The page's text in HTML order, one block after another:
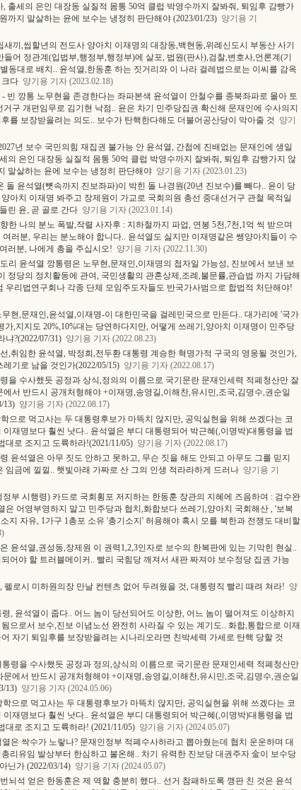
출세의 은인 대장동 실질적 몸통 50억 클럽 박영수까지 잘봐줘, 퇴임후 감빵가
까지 말살하는 윤에 보수는 냉정히 판단해야 (2023/01/23) 양기용 기
끼,씹할년의 전도사 양아치 이재명의 대장동,백현동,위례신도시 부동산 사기
어 정관계(입법부,행정부,행정부)에 살포, 법원(판사),검찰,변호사,언론계(기
동대로 배치.. 윤석열,한동훈 하는 짓거리와 이 나라 걸레법으로는 이씨를 감옥
다 양기용 기자 (2023.02.18)
빈 깡통 노무현을 존경한다는 좌파본색 윤석열이 안철수를 종북좌파로 몰아 토
구 개편임무로 김기현 낙점.. 윤은 차기 민주당집권 확신해 문재인에 수사의지
를 보장받을려는 의도.. 보수가 탄핵한다해도 더불어공산당이 막아줄 것 양기
년 보수 국민의힘 재집권 불가능 안 윤석열, 간첩에 진배없는 문재인에 생일
의 은인 대장동 실질적 몸통 50억 클럽 박영수까지 잘봐줘, 퇴임후 감빵가지 않
말살하는 윤에 보수는 냉정히 판단해야 양기용 기자 (2023.01.23)
윤석열(뼛속까지 진보좌파)이 박힌 돌 나경원(20년 진보수)를 빼다.. 윤이 당
아치 이재명 봐주고 장제원이 가교로 국회의원 총선 중대선거구 관철 목적일
린 윤, 곧 골로 간다 양기용 기자 (2023.01.14)
한 나의 분노 폭발,작렬 사자후 : 지하철까지 파업, 연봉 5천,7천,1억 씩 받으며
러분, 우리는 분노해야 합니다.. 윤석열도 싫지만 이재명같은 쌩양아치들이 수
러분, 나에게 총을 주십시오! 양기용 기자 (2022.11.30)
리 윤석열 깡통령은 노무현,문재인,이재명의 첩자일 가능성, 진보에서 보낸 보
정당의 정치활동에 관여, 국민생활의 관혼상제,조례,불문률,관습법 까지 가담해
우리법연구회나 각종 단체 모임주도자들도 반국가사범으로 합법적 처단해야!
현,문재인,윤석열,이재명-이 대한민국을 걸레민국으로 만든다.. 대가리에 '국가
,지지도 20%,10%대는 당연하다지만, 어떻게 쓰레기,양아치 이재명이 민주당
?(2022/07/31) 양기용 기자 (2022.08.23)
,취임한 윤석열, 박정희,전두환 대통령 계승한 혁명가적 구국의 영웅될 것인가,
기로 남을 것인가(2022/05/15) 양기용 기자 (2022.08.17)
을 수사했듯 공정과 상식,정의의 이름으로 국기문란 문재인세력 적폐청산만 잘
서 반드시 공개처형해야 +이재명,송영길,이해찬,유시민,조국,김명수,권순일
13) 양기용 기자 (2022.08.17)
으로 먹고사는 두 대통령후보가 마뜩치 않지만, 공익실현을 위해 쓰겠다는 코
재명보다 훨씬 낫다.. 윤석열은 부디 대통령되어 박근혜(,이명박)대통령을 법
로 조지고 도륙하라!(2021/11/05) 양기용 기자 (2022.08.17)
윤석열은 아무 짓도 안하고 못하고, 무슨 짓을 해도 안되고 아무도 그를 믿지
임금에 낄낄.. 햇빛아래 가짜로 산 그의 인생 적라라하게 드러나 양기용 기
부 시행령) 카드로 국회횡포 저지하는 한동훈 장관의 지혜에 즈음하여 : 검수완
은 어영부영하지 말고 민주당과 협치,화합보다 쓰레기,양아치 국회해산 , '보복
지 자유, 1가구 1총포 소유 '총기소지' 허용해야 혹시 모를 북한과 전쟁도 대비할
윤석열,권성동,장제원 이 권력1,2,3인자로 보수의 한복판에 있는 기막힌 현실..
어야 할 트러블메이커.. 빨리 국힘당 깨져서 새판 짜져야 보수정당 집권 가능
로시 미하원의장 만날 컨텐츠 없어 두려웠을 것, 대통령직 빨리 때려 쳐라! 양
, 윤석열이 줍다.. 어느 놈이 당선되어도 이상한, 어느 놈이 떨어져도 이상하지
으로서 보수,진보 이념노선 완전히 사라질 수 있는 계기도.. 화합,통합으로 이재
자기 퇴임후를 보장받을려는 시나리오라면 친박세력 가세로 탄핵 당할 것
령을 수사했듯 공정과 정의,상식의 이름으로 국기문란 문재인세력 적폐청산만
에서 반드시 공개처형해야 +이재명,송영길,이해찬,유시민,조국,김명수,권순일
13) 양기용 기자 (2024.05.06)
으로 먹고사는 두 대통령후보가 마뜩치 않지만, 공익실현을 위해 쓰겠다는 코
재명보다 훨씬 낫다.. 윤석열은 부디 대통령되어 박근혜(,이명박)대통령을 법
로 조지고 도륙하라! (2021/11/05) 양기용 기자 (2024.05.07)
은 싹수가 노랗나? 문재인정부 적폐수사하라고 뽑아줬는데 협치 운운하며 대
리유임 발상부터 한심하고 불온해.. 차기 유력한 진보당 대권주자 金이 보수당
닌가 (2022/03/14) 양기용 기자 (2024.05.07)
뇌석 얻은 한동훈은 제 역할 충분히 했다.. 선거 참패하도록 깽판 친 것은 윤석